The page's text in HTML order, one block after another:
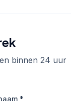
binnen 24 uur
*